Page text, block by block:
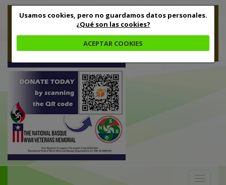
Usamos cookies, pero no guardamos datos personales.
¿Qué son las cookies?
ACEPTAR COOKIES